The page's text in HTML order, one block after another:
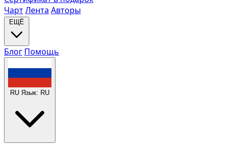
ЧартЛента Авторы
ЕЩЁ
Блог Помощь
RU Язык: RU